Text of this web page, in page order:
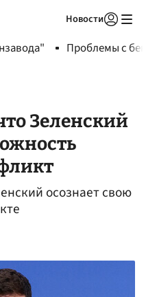
Новости
Проблемы с
Зеленский
осознает свою